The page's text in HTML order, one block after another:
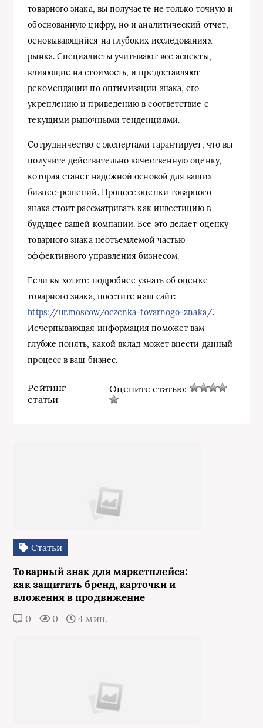
товарного знака, вы получаете не только точную и
обоснованную цифру, но и аналитический отчет,
основывающийся на глубоких исследованиях
рынка. Специалисты учитывают все аспекты,
влияющие на стоимость, и предоставляют
рекомендации по оптимизации знака, его
укреплению и приведению в соответствие с
текущими рыночными тенденциями.
Сотрудничество с экспертами гарантирует, что вы
получите действительно качественную оценку,
которая станет надежной основой для ваших
бизнес-решений. Процесс оценки товарного
знака стоит рассматривать как инвестицию в
будущее вашей компании. Все это делает оценку
товарного знака неотъемлемой частью
эффективного управления бизнесом.
Если вы хотите подробнее узнать об оценке
товарного знака, посетите наш сайт:
https://ur.moscow/oczenka-tovarnogo-znaka/.
Исчерпывающая информация поможет вам
глубже понять, какой вклад может внести данный
процесс в ваш бизнес.
Рейтинг
статьи
Оцените статью:
Статьи
Товарный знак для маркетплейса:
как защитить бренд, карточки и
вложения в продвижение
0 0 4 мин.